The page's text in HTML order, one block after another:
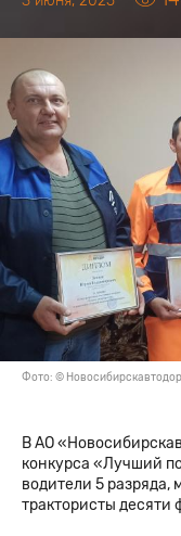
Фото: © Новосибирскавтодор
В АО
конкурса «Лучший
водители 5 разряда,
трактористы десяти